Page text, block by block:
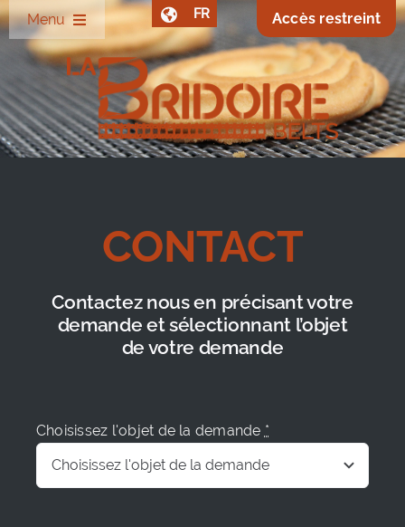
Passer
au
contenu
FR Accès restreint
Menu
Société
Bandes Z
Autres produits
Clients
CONTACT
Contactez nous en précisant votre
demande et sélectionnant l’objet
de votre demande
Choisissez l'objet de la demande *